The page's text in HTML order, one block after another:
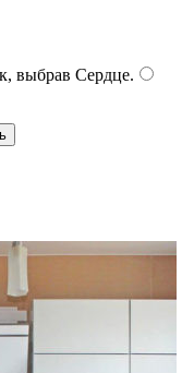
выбрав Сердце.